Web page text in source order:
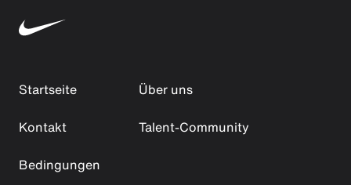
Startseite
Über uns
Kontakt
Talent-Community
Bedingungen